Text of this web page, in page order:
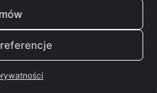
Ród smoka, sezon
6 – „Ludzie bez twarzy”